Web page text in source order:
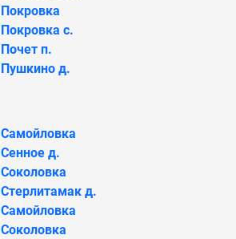
Покровка
Покровка с.
Почет п.
Пушкино д.
Самойловка
Сенное д.
Соколовка
Стерлитамак д.
Самойловка
Соколовка